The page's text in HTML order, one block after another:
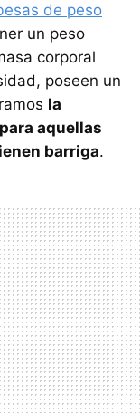
de peso
un peso
corporal
poseen un
la
aquellas
barriga.